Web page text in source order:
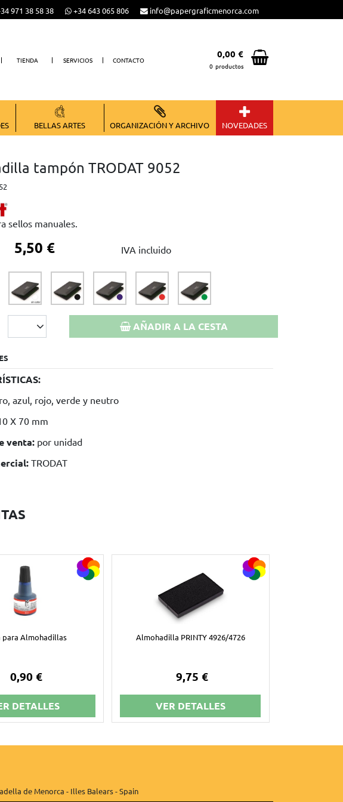
971 38 58 38 +34 643 065 806 info@papergraficmenorca.com
TIENDA SERVICIOS CONTACTO
0,00 €
0 productos
VER CESTA
BELLAS ARTES ORGANIZACIÓN Y ARCHIVO NOVEDADES
tampón TRODAT 9052
sellos manuales.
5,50 € IVA incluido
AÑADIR A LA CESTA
azul, rojo, verde y neutro
X 70 mm
venta: por unidad
TRODAT
para Almohadillas
0,90 €
DETALLES
Almohadilla PRINTY 4926/4726
9,75 €
VER DETALLES
de Menorca - Illes Balears - Spain